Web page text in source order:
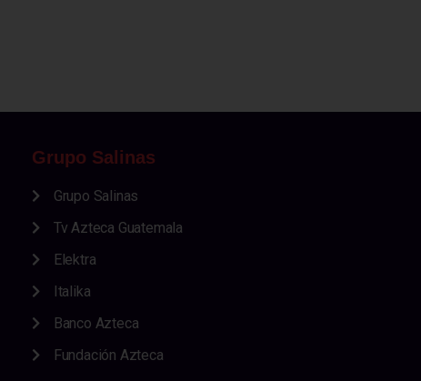
Grupo Salinas
Grupo Salinas
Tv Azteca Guatemala
Elektra
Italika
Banco Azteca
Fundación Azteca